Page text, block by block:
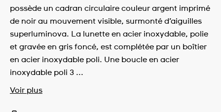
possède un cadran circulaire couleur argent imprimé
de noir au mouvement visible, surmonté d’aiguilles
superluminova. La lunette en acier inoxydable, polie
et gravée en gris foncé, est complétée par un boîtier
en acier inoxydable poli. Une boucle en acier
inoxydable poli 3 ...
Voir plus